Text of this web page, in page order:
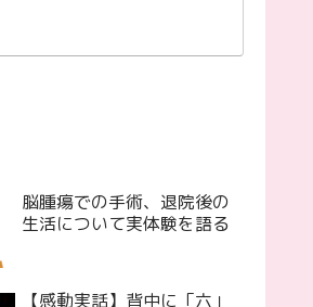
脳腫瘍での手術、退院後の
生活について実体験を語る
【感動実話】背中に「六」